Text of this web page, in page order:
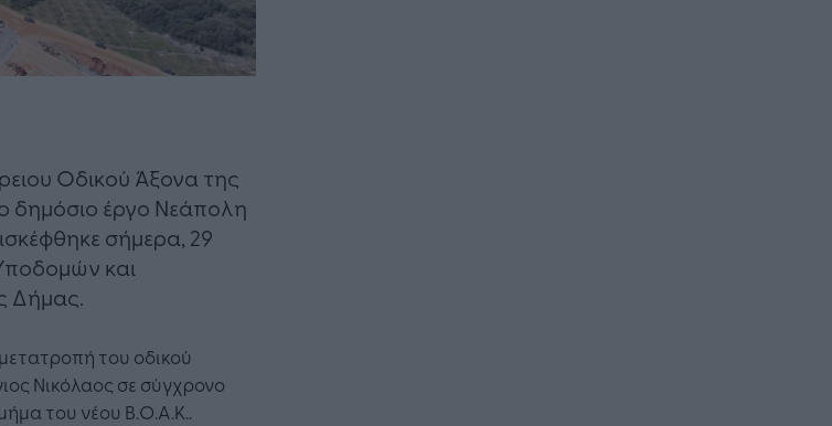
Οδικού Άξονα της
δημόσιο έργο Νεάπολη
σήμερα, 29
και
Δήμας.
του οδικού
Νικόλαος σε σύγχρονο
του νέου Β.Ο.Α.Κ..